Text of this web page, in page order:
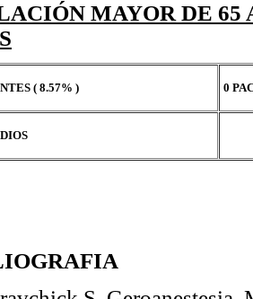
MAYOR DE 65
( 8.57% ) 0